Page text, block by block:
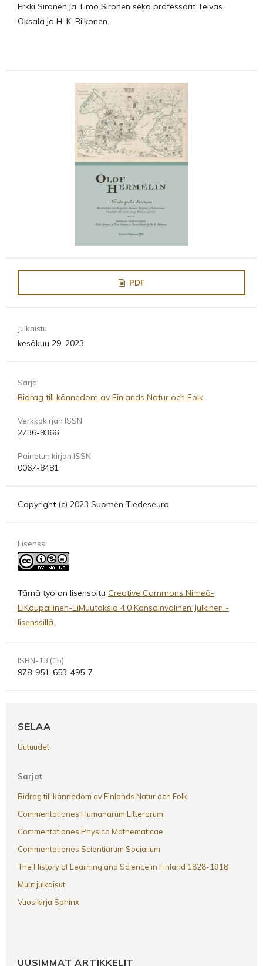
Erkki Sironen ja Timo Sironen sekä professorit Teivas
Oksala ja H. K. Riikonen.
PDF
Julkaistu
kesäkuu 29, 2023
Sarja
Bidrag till kännedom av Finlands Natur och Folk
Verkkokirjan ISSN
2736-9366
Painetun kirjan ISSN
0067-8481
Copyright (c) 2023 Suomen Tiedeseura
Lisenssi
Tämä työ on lisensoitu Creative Commons Nimeä-
EiKaupallinen-EiMuutoksia 4.0 Kansainvälinen Julkinen -
lisenssillä.
ISBN-13 (15)
978-951-653-495-7
SELAA
Uutuudet
Sarjat
Bidrag till kännedom av Finlands Natur och Folk
Commentationes Humanarum Litterarum
Commentationes Physico Mathematicae
Commentationes Scientiarum Socialium
The History of Learning and Science in Finland 1828-1918
Muut julkaisut
Vuosikirja Sphinx
UUSIMMAT ARTIKKELIT